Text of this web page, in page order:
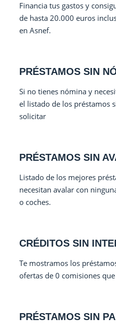
Financia tus gastos y
de hasta 20.000 euros
en Asnef.
PRÉSTAMOS SIN
Si no tienes nómina y
el listado de los préstamos
solicitar
PRÉSTAMOS SIN
Listado de los mejores
necesitan avalar con
o coches.
CRÉDITOS SIN
Te mostramos los
ofertas de 0 comisiones
PRÉSTAMOS SIN